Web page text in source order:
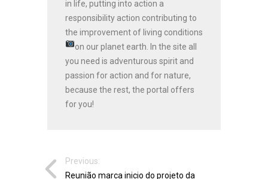
in life, putting into action a
responsibility action contributing to
the improvement of living conditions
on our planet earth.
In the site all
you need is adventurous spirit and
passion for action and for nature,
because the rest, the portal offers
for you!
Previous:
Reunião marca inicio do projeto da